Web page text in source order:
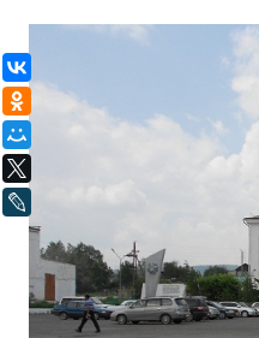
Одноклассники
LiveJournal